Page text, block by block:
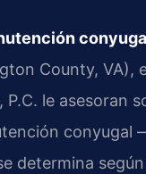
County, VA),
le asesoran
determina